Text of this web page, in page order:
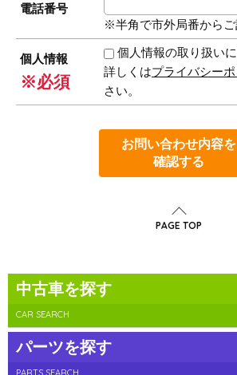
電話番号
※半角で市外局番から
個人情報
※必須
個人情報の取り扱いに
詳しくはプライバシー
さい。
お問い合わせ内容を
確認する
PAGE TOP
中古車を探す
CAR SEARCH
パーツを探す
PARTS SEARCH